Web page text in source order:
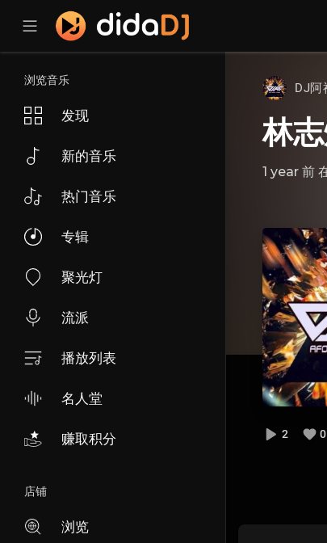
浏览音乐
发现
新的音乐
热门音乐
专辑
聚光灯
流派
播放列表
名人堂
赚取积分
店铺
浏览
DJ阿
林
1 year 前
2 0